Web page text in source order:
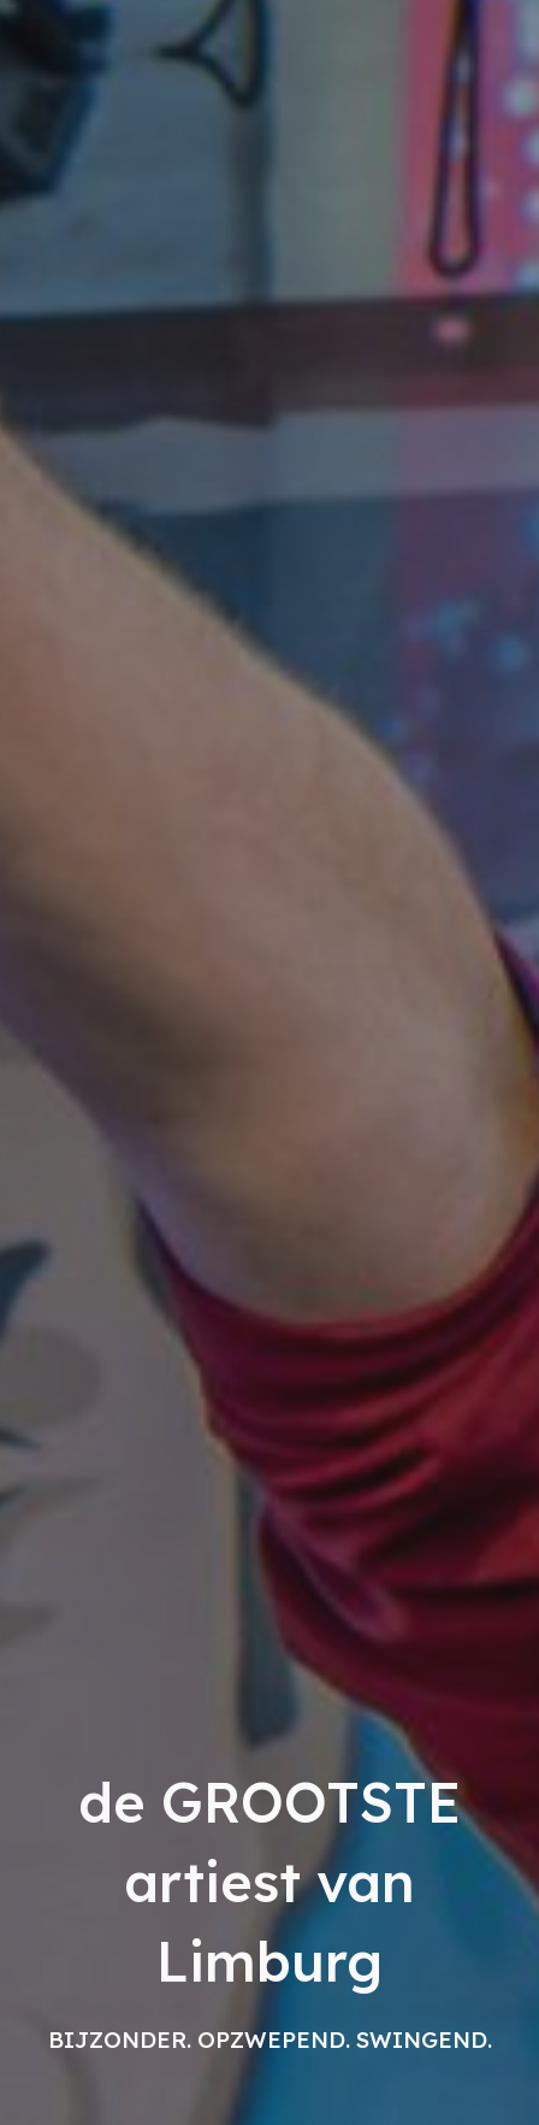
de GROOTSTE
artiest van
Limburg
BIJZONDER. OPZWEPEND. SWINGEND.